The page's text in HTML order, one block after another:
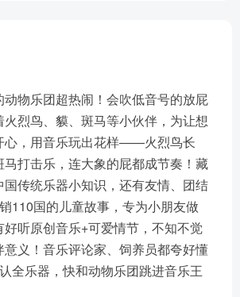
动物乐团超热闹！会吹低音号的放屁
火烈鸟、貘、斑马等小伙伴，为让想
心，用音乐玩出花样——火烈鸟长
打击乐，连大象的屁都成节奏！藏
传统乐器小知识，还有友情、团结
110国的儿童故事，专为小朋友做
好听原创音乐+可爱情节，不知不觉
义！音乐评论家、饲养员都夸好懂
全乐器，快和动物乐团跳进音乐王